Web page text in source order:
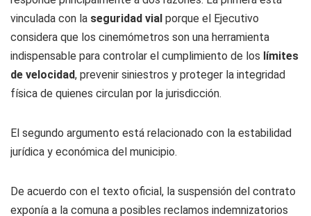
vinculada con la seguridad vial porque el Ejecutivo
considera que los cinemómetros son una herramienta
indispensable para controlar el cumplimiento de los límites
de velocidad, prevenir siniestros y proteger la integridad
física de quienes circulan por la jurisdicción.
El segundo argumento está relacionado con la estabilidad
jurídica y económica del municipio.
De acuerdo con el texto oficial, la suspensión del contrato
exponía a la comuna a posibles reclamos indemnizatorios